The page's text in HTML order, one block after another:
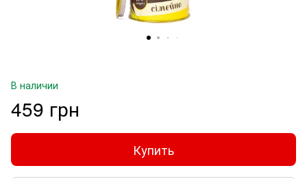
В наличии
459 грн
Купить